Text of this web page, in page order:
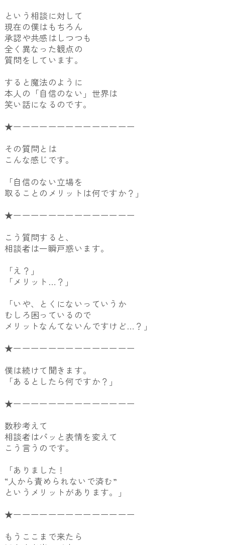
という相談に対して
現在の僕はもちろん
承認や共感はしつつも
全く異なった観点の
質問をしています。
すると魔法のように
本人の「自信のない」世界は
笑い話になるのです。
★ーーーーーーーーーーーーーー
その質問とは
こんな感じです。
「自信のない立場を
取ることのメリットは何ですか？」
★ーーーーーーーーーーーーーー
こう質問すると、
相談者は一瞬戸惑います。
「え？」
「メリット…？」
「いや、とくにないっていうか
むしろ困っているので
メリットなんてないんですけど…？」
★ーーーーーーーーーーーーーー
僕は続けて聞きます。
「あるとしたら何ですか？」
★ーーーーーーーーーーーーーー
数秒考えて
相談者はパッと表情を変えて
こう言うのです。
「ありました！
“人から責められないで済む”
というメリットがあります。」
★ーーーーーーーーーーーーーー
もうここまで来たら